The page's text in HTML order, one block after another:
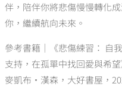
伴，陪伴你將悲傷慢慢轉化
你，繼續航向未來。
參考書籍｜《悲傷練習：
支持，在孤單中找回愛與希
麥凱布‧漢森，大好書屋，